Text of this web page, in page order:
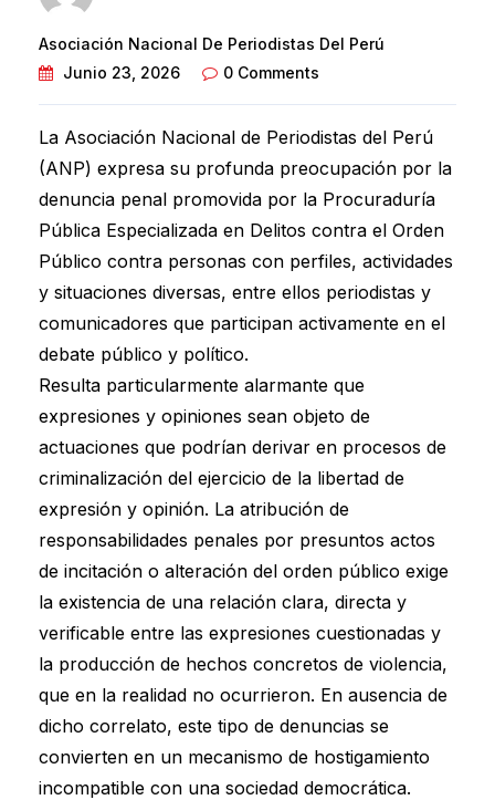
Asociación Nacional De Periodistas Del Perú
Junio 23, 2026
0 Comments
La Asociación Nacional de Periodistas del Perú
(ANP) expresa su profunda preocupación por la
denuncia penal promovida por la Procuraduría
Pública Especializada en Delitos contra el Orden
Público contra personas con perfiles, actividades
y situaciones diversas, entre ellos periodistas y
comunicadores que participan activamente en el
debate público y político.
Resulta particularmente alarmante que
expresiones y opiniones sean objeto de
actuaciones que podrían derivar en procesos de
criminalización del ejercicio de la libertad de
expresión y opinión. La atribución de
responsabilidades penales por presuntos actos
de incitación o alteración del orden público exige
la existencia de una relación clara, directa y
verificable entre las expresiones cuestionadas y
la producción de hechos concretos de violencia,
que en la realidad no ocurrieron. En ausencia de
dicho correlato, este tipo de denuncias se
convierten en un mecanismo de hostigamiento
incompatible con una sociedad democrática.